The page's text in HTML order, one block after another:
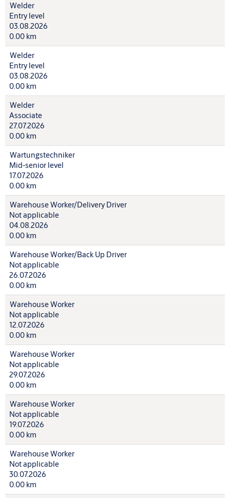
Welder
Entry level
03.08.2026
0.00 km
Welder
Entry level
03.08.2026
0.00 km
Welder
Associate
27.07.2026
0.00 km
Wartungstechniker
Mid-senior level
17.07.2026
0.00 km
Warehouse Worker/Delivery Driver
Not applicable
04.08.2026
0.00 km
Warehouse Worker/Back Up Driver
Not applicable
26.07.2026
0.00 km
Warehouse Worker
Not applicable
12.07.2026
0.00 km
Warehouse Worker
Not applicable
29.07.2026
0.00 km
Warehouse Worker
Not applicable
19.07.2026
0.00 km
Warehouse Worker
Not applicable
30.07.2026
0.00 km